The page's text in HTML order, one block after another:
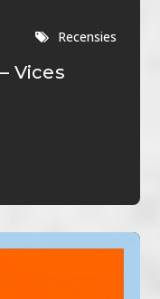
Recensies
Vices